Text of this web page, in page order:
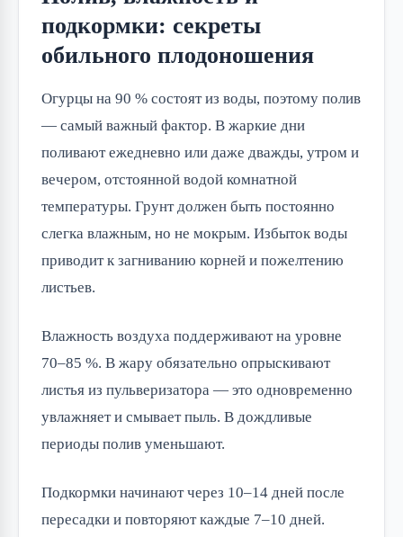
подкормки: секреты
обильного плодоношения
Огурцы на 90 % состоят из воды, поэтому полив
— самый важный фактор. В жаркие дни
поливают ежедневно или даже дважды, утром и
вечером, отстоянной водой комнатной
температуры. Грунт должен быть постоянно
слегка влажным, но не мокрым. Избыток воды
приводит к загниванию корней и пожелтению
листьев.
Влажность воздуха поддерживают на уровне
70–85 %. В жару обязательно опрыскивают
листья из пульверизатора — это одновременно
увлажняет и смывает пыль. В дождливые
периоды полив уменьшают.
Подкормки начинают через 10–14 дней после
пересадки и повторяют каждые 7–10 дней.